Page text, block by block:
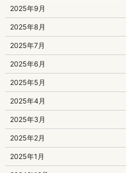
2025年9月
2025年8月
2025年7月
2025年6月
2025年5月
2025年4月
2025年3月
2025年2月
2025年1月